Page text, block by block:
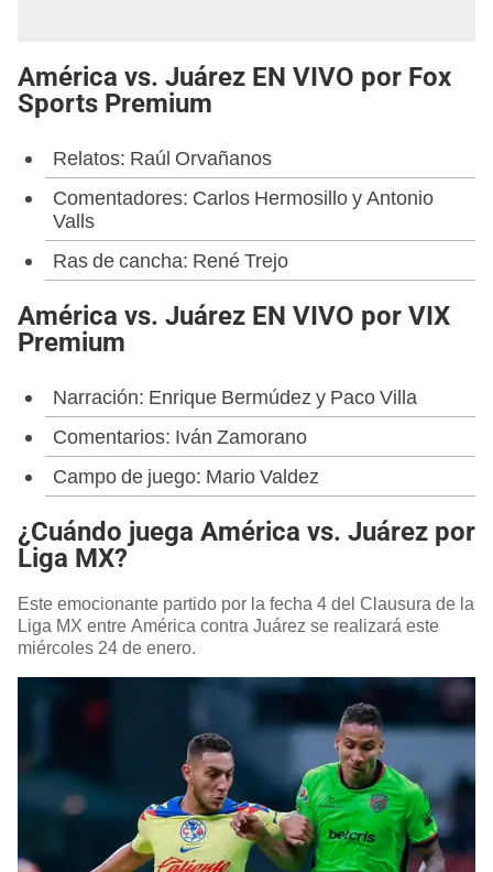
América vs. Juárez EN VIVO por Fox
Sports Premium
Relatos: Raúl Orvañanos
Comentadores: Carlos Hermosillo y Antonio
Valls
Ras de cancha: René Trejo
América vs. Juárez EN VIVO por VIX
Premium
Narración: Enrique Bermúdez y Paco Villa
Comentarios: Iván Zamorano
Campo de juego: Mario Valdez
¿Cuándo juega América vs. Juárez por
Liga MX?
Este emocionante partido por la fecha 4 del Clausura de la
Liga MX entre América contra Juárez se realizará este
miércoles 24 de enero.